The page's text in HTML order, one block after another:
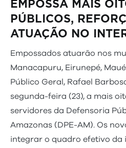
EMPOSSA MAIS
PÚBLICOS,
ATUAÇÃO NO
Empossados atuarão nos
Manacapuru, Eirunepé,
Público Geral, Rafael
segunda-feira (23), a mais
servidores da Defensoria
Amazonas (DPE-AM). Os
integrar o quadro efetivo da